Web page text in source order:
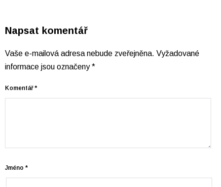
Napsat komentář
Vaše e-mailová adresa nebude zveřejněna. Vyžadované
informace jsou označeny*
Komentář*
Jméno *